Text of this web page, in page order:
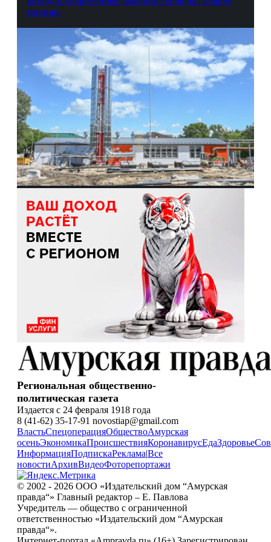
топливе
Региональная общественно-
политическая газета
Издается с 24 февраля 1918 года
8 (41-62) 35-17-91 novostiap@gmail.com
ВластьСпецоперацияОбществоАмурская
осеньЭкономикаПроисшествияКоронавирусЕдаЗдоровье
ИнформацияПодпискаРеклама|Все
новостиАрхивВидеоФоторепортажи
© 2002 - 2026 ООО «Издательский дом “Амурская
правда“» Главный редактор – Е. Павлова
Учредитель — общество с ограниченной
ответственностью «Издательский дом “Амурская
правда“».